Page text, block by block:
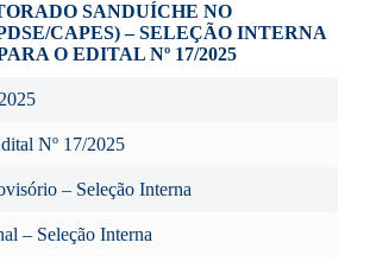
SANDUÍCHE NO
CAPES) – SELEÇÃO INTERNA
O EDITAL Nº 17/2025
Nº 17/2025
– Seleção Interna
– Seleção Interna